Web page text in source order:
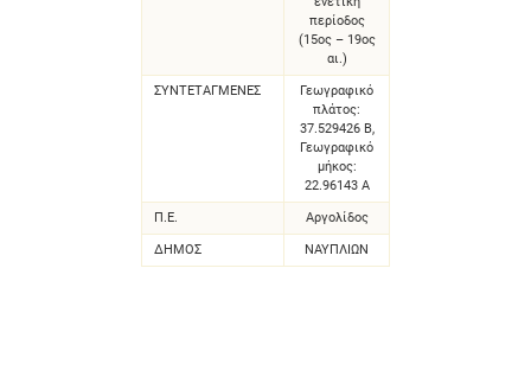
περίοδος
(15ος – 19ος
αι.)
ΣΥΝΤΕΤΑΓΜΈΝΕΣ
Γεωγραφικό
πλάτος:
37.529426 Β,
Γεωγραφικό
μήκος:
22.96143 Α
Π.Ε. Αργολίδος
ΔΗΜΟΣ ΝΑΥΠΛΙΩΝ